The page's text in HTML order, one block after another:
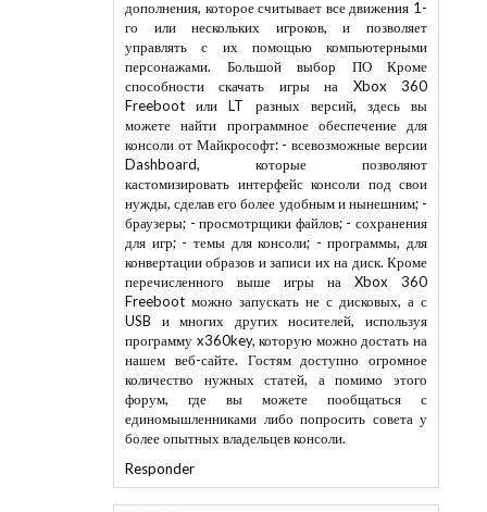
го или нескольких игроков, и позволяет
управлять с их помощью компьютерными
персонажами. Большой выбор ПО Кроме
способности скачать игры на Xbox 360
Freeboot или LT разных версий, здесь вы
можете найти программное обеспечение для
консоли от Майкрософт: - всевозможные версии
Dashboard, которые позволяют
кастомизировать интерфейс консоли под свои
нужды, сделав его более удобным и нынешним; -
браузеры; - просмотрщики файлов; - сохранения
для игр; - темы для консоли; - программы, для
конвертации образов и записи их на диск. Кроме
перечисленного выше игры на Xbox 360
Freeboot можно запускать не с дисковых, а с
USB и многих других носителей, используя
программу x360key, которую можно достать на
нашем веб-сайте. Гостям доступно огромное
количество нужных статей, а помимо этого
форум, где вы можете пообщаться с
единомышленниками либо попросить совета у
более опытных владельцев консоли.
Responder
Anônimo 7/07/2022